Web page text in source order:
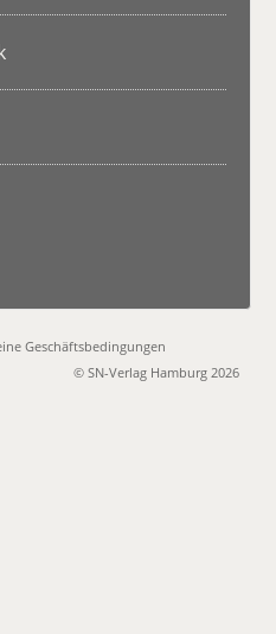
Geschäftsbedingungen
© SN-Verlag Hamburg 2026